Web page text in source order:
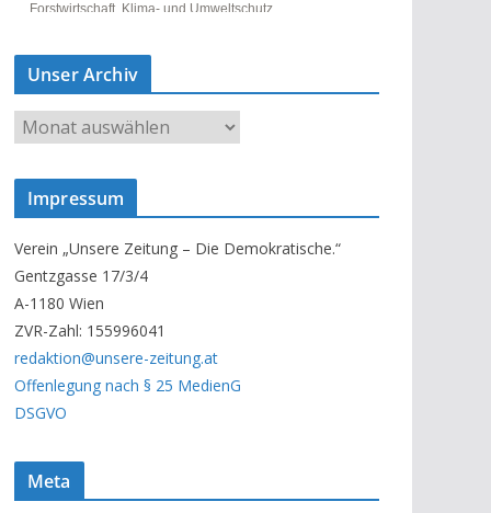
Unser Archiv
U
n
s
A
r
c
h
i
v
Impressum
Verein „Unsere Zeitung – Die Demokratische.“
Gentzgasse 17/3/4
A-1180 Wien
ZVR-Zahl: 155996041
redaktion@unsere-zeitung.at
Offenlegung nach § 25 MedienG
DSGVO
Meta